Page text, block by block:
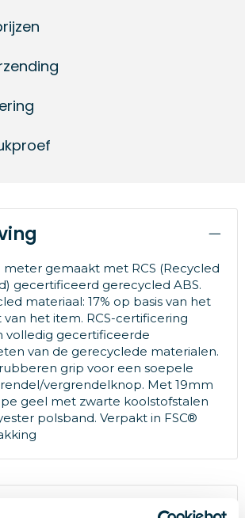
meter gemaakt met RCS (Recycled
gecertificeerd gerecycled ABS.
materiaal: 17% op basis van het
het item. RCS-certificering
volledig gecertificeerde
van de gerecyclede materialen.
grip voor een soepele
vergrendelknop. Met 19mm
geel met zwarte koolstofstalen
polsband. Verpakt in FSC®